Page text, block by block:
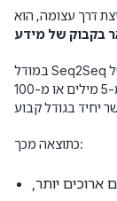
דרך עצומה, הוא
בקבוק של מידע
במודל Seq2Seq סטנדרטי, המקודד נאלץ לדחוס את כל המשמעות של
משפט הקלט – ללא קשר לשאלה אם הוא מורכב מ-5 מילים או מ-100
כתוצאה מכך:
ארוכים יותר,